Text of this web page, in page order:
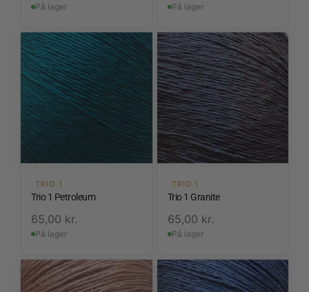
På lager På lager
TRIO 1
Trio 1 Petroleum
65,00 kr.
På lager
TRIO 1
Trio 1 Granite
65,00 kr.
På lager